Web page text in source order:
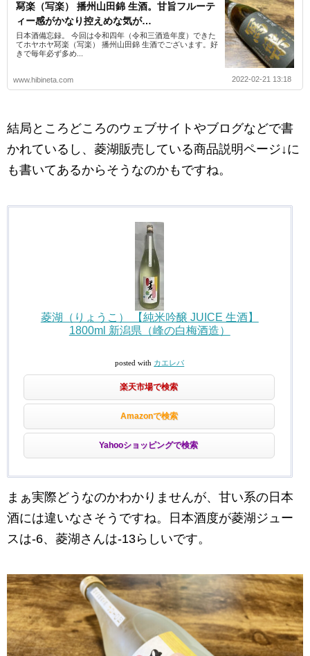
冩楽（写楽） 播州山田錦 生酒。甘旨フルーテ
ィー感がかなり控えめな気が…
日本酒備忘録。 今回は令和四年（令和三酒造年度）できた
てホヤホヤ冩楽（写楽） 播州山田錦 生酒でございます。好
きで毎年必ず多め...
www.hibineta.com 2022-02-21 13:18
結局ところどころのウェブサイトやブログなどで書
かれているし、菱湖販売している商品説明ページ↓に
も書いてあるからそうなのかもですね。
菱湖（りょうこ） 【純米吟醸 JUICE 生酒】
1800ml 新潟県（峰の白梅酒造）
posted with カエレバ
楽天市場で検索
Amazonで検索
Yahooショッピングで検索
まぁ実際どうなのかわかりませんが、甘い系の日本
酒には違いなさそうですね。日本酒度が菱湖ジュー
スは-6、菱湖さんは-13らしいです。